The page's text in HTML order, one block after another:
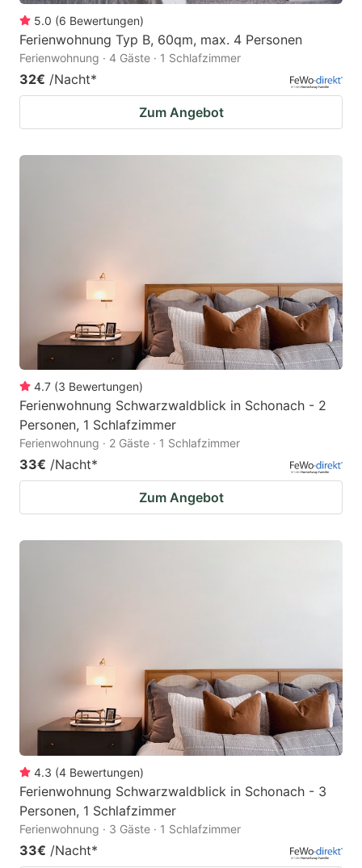
5.0 (6 Bewertungen)
Ferienwohnung Typ B, 60qm, max. 4 Personen
Ferienwohnung · 4 Gäste · 1 Schlafzimmer
32€ /Nacht*
Zum Angebot
4.7 (3 Bewertungen)
Ferienwohnung Schwarzwaldblick in Schonach - 2
Personen, 1 Schlafzimmer
Ferienwohnung · 2 Gäste · 1 Schlafzimmer
33€ /Nacht*
Zum Angebot
4.3 (4 Bewertungen)
Ferienwohnung Schwarzwaldblick in Schonach - 3
Personen, 1 Schlafzimmer
Ferienwohnung · 3 Gäste · 1 Schlafzimmer
33€ /Nacht*